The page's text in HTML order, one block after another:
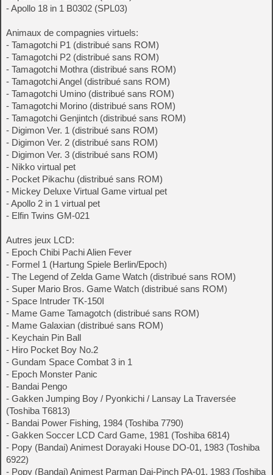
- Apollo 18 in 1 B0302 (SPL03)
Animaux de compagnies virtuels:
- Tamagotchi P1 (distribué sans ROM)
- Tamagotchi P2 (distribué sans ROM)
- Tamagotchi Mothra (distribué sans ROM)
- Tamagotchi Angel (distribué sans ROM)
- Tamagotchi Umino (distribué sans ROM)
- Tamagotchi Morino (distribué sans ROM)
- Tamagotchi Genjintch (distribué sans ROM)
- Digimon Ver. 1 (distribué sans ROM)
- Digimon Ver. 2 (distribué sans ROM)
- Digimon Ver. 3 (distribué sans ROM)
- Nikko virtual pet
- Pocket Pikachu (distribué sans ROM)
- Mickey Deluxe Virtual Game virtual pet
- Apollo 2 in 1 virtual pet
- Elfin Twins GM-021
Autres jeux LCD:
- Epoch Chibi Pachi Alien Fever
- Formel 1 (Hartung Spiele Berlin/Epoch)
- The Legend of Zelda Game Watch (distribué sans ROM)
- Super Mario Bros. Game Watch (distribué sans ROM)
- Space Intruder TK-150I
- Mame Game Tamagotch (distribué sans ROM)
- Mame Galaxian (distribué sans ROM)
- Keychain Pin Ball
- Hiro Pocket Boy No.2
- Gundam Space Combat 3 in 1
- Epoch Monster Panic
- Bandai Pengo
- Gakken Jumping Boy / Pyonkichi / Lansay La Traversée
(Toshiba T6813)
- Bandai Power Fishing, 1984 (Toshiba 7790)
- Gakken Soccer LCD Card Game, 1981 (Toshiba 6814)
- Popy (Bandai) Animest Dorayaki House DO-01, 1983 (Toshiba
6922)
- Popy (Bandai) Animest Parman Dai-Pinch PA-01, 1983 (Toshiba